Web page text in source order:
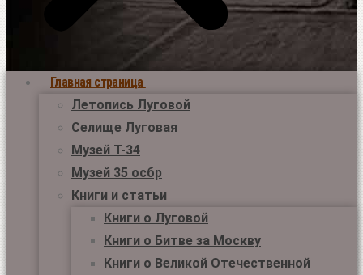
Главная страница
Летопись Луговой
Селище Луговая
Музей Т-34
Музей 35 осбр
Книги и статьи
Книги о Луговой
Книги о Битве за Москву
Книги о Великой Отечественной